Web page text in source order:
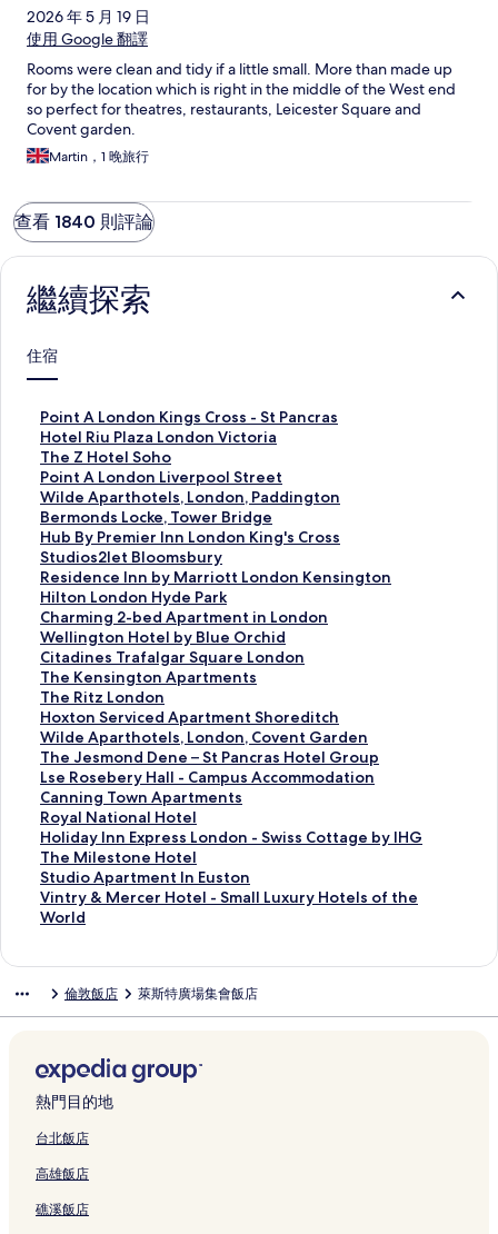
2026 年 5 月 19 日
使用 Google 翻譯
Rooms were clean and tidy if a little small. More than made up
for by the location which is right in the middle of the West end
so perfect for theatres, restaurants, Leicester Square and
Covent garden.
Martin，1 晚旅行
查看 1840 則評論
繼續探索
住宿
Point A London Kings Cross - St Pancras
P
o
i
n
t
A
L
o
n
d
o
n
K
i
n
g
s
C
r
o
s
s
-
S
t
P
a
連
結
Hotel Riu Plaza London Victoria
H
o
t
e
l
R
i
u
P
l
a
z
a
L
o
n
d
o
n
V
i
c
t
o
r
連
結
The Z Hotel Soho
T
h
e
Z
H
o
t
e
l
S
o
h
o
的
連
結
Point A London Liverpool Street
P
o
i
n
t
A
L
o
n
d
o
n
L
i
v
e
r
p
o
o
l
S
t
的
Wilde Aparthotels, London, Paddington
W
i
l
d
e
A
p
a
r
t
h
o
t
e
l
s
,
L
o
n
d
o
d
n
g
t
o
的
結
Bermonds Locke, Tower Bridge
B
e
r
m
o
n
d
s
L
o
c
k
e
,
T
o
w
e
r
B
r
的
Hub By Premier Inn London King's Cross
H
u
b
B
y
P
r
e
m
i
e
r
I
n
n
L
o
n
d
o
g
C
r
o
s
的
結
Studios2let Bloomsbury
S
t
u
d
i
o
s
2
l
e
t
B
l
o
o
m
s
b
u
連
結
Residence Inn by Marriott London Kensington
R
e
s
i
d
e
n
c
e
I
n
n
b
y
M
a
r
r
L
d
o
n
K
n
i
Hilton London Hyde Park
H
i
l
t
o
n
L
o
n
d
o
n
H
y
d
e
P
的
連
Charming 2-bed Apartment in London
C
h
a
r
m
i
n
g
2
-
b
e
d
A
p
a
n
n
L
o
n
o
的
Wellington Hotel by Blue Orchid
W
e
l
l
i
n
g
t
o
n
H
o
t
e
l
u
r
c
h
i
的
結
Citadines Trafalgar Square London
C
i
t
a
d
i
n
e
s
T
r
a
f
a
S
a
r
e
L
n
o
The Kensington Apartments
T
h
e
K
e
n
s
i
n
g
t
o
n
t
n
t
s
的
結
The Ritz London
T
h
e
R
i
t
z
L
o
n
d
o
結
Hoxton Serviced Apartment Shoreditch
H
o
x
t
o
n
S
e
r
v
i
p
t
m
e
n
S
o
Wilde Aparthotels, London, Covent Garden
W
i
l
d
e
A
p
a
r
t
l
L
o
n
d
n
C
The Jesmond Dene – St Pancras Hotel Group
T
h
e
J
e
s
m
o
n
e
t
P
a
n
r
s
Lse Rosebery Hall - Campus Accommodation
L
s
e
R
o
s
e
b
a
-
C
a
m
u
A
Canning Town Apartments
C
a
n
n
i
n
g
A
r
t
m
e
t
的
Royal National Hotel
R
o
y
a
l
N
n
H
o
t
e
的
結
Holiday Inn Express London - Swiss Cottage by IHG
H
o
l
i
d
n
p
r
e
s
L
n
The Milestone Hotel
T
h
e
M
t
e
H
o
t
l
連
Studio Apartment In Euston
S
t
u
p
t
m
e
n
I
E
Vintry & Mercer Hotel - Small Luxury Hotels of the
World
V
i
&
r
c
e
r
o
e
倫敦飯店 萊斯特廣場集會飯店
熱門目的地
台北飯店
高雄飯店
礁溪飯店